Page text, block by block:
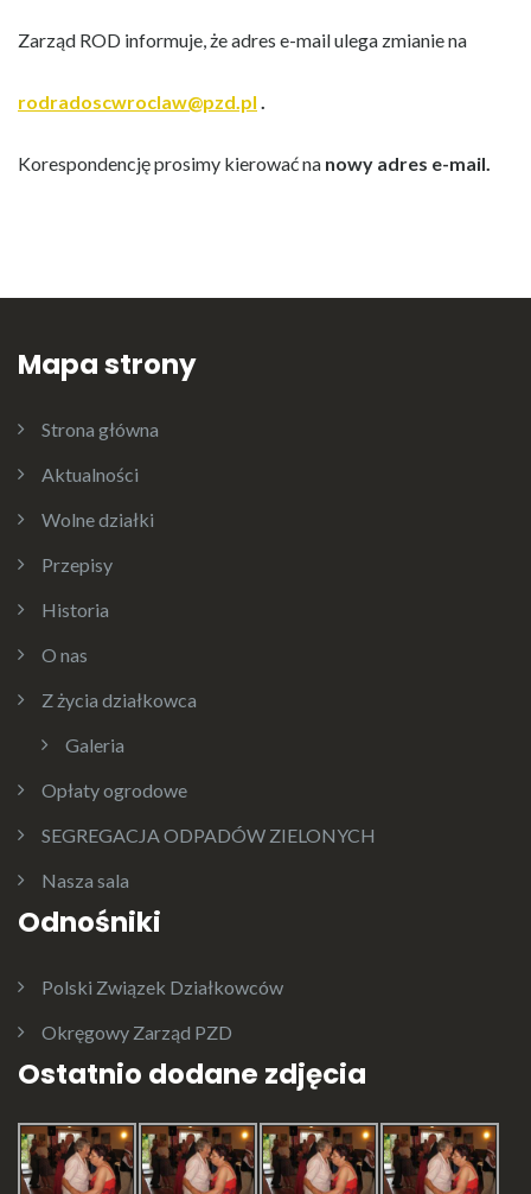
Zarząd ROD informuje, że adres e-mail ulega zmianie na
rodradoscwroclaw@pzd.pl .
Korespondencję prosimy kierować na nowy adres e-mail.
Mapa strony
Strona główna
Aktualności
Wolne działki
Przepisy
Historia
O nas
Z życia działkowca
Galeria
Opłaty ogrodowe
SEGREGACJA ODPADÓW ZIELONYCH
Nasza sala
Odnośniki
Polski Związek Działkowców
Okręgowy Zarząd PZD
Ostatnio dodane zdjęcia